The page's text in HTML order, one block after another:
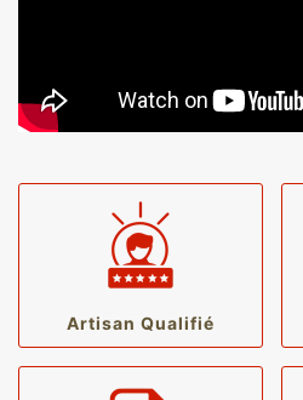
Artisan Qualifié